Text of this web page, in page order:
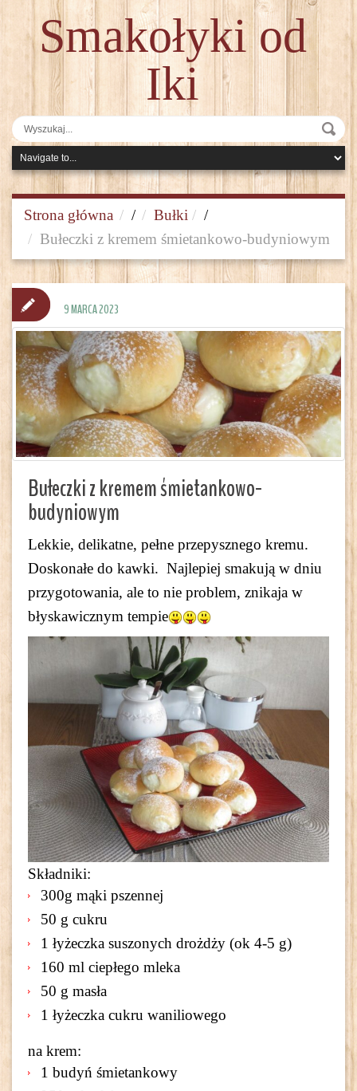
Smakołyki od
Iki
Strona główna / Bułki
/
Bułeczki z kremem śmietankowo-budyniowym
Bułeczki z kremem śmietankowo-
budyniowym
Lekkie, delikatne, pełne przepysznego kremu.
Doskonałe do kawki. Najlepiej smakują w dniu
przygotowania, ale to nie problem, znikaja w
błyskawicznym tempie
Składniki:
300g mąki pszennej
50 g cukru
1 łyżeczka suszonych drożdży (ok 4-5 g)
160 ml ciepłego mleka
50 g masła
1 łyżeczka cukru waniliowego
na krem:
1 budyń śmietankowy
9 MARCA 2023